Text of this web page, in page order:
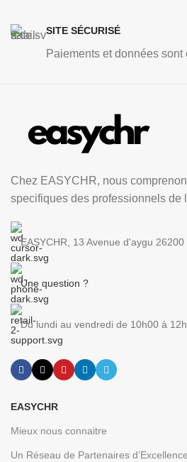
SITE SÉCURISÉ
Paiements et données sont
Chez EASYCHR, nous
specifiques des professionnels de
EASYCHR, 13 Avenue d'aygu
Une question ?
Du lundi au vendredi de 10h00 à
EASYCHR
Mieux nous connaitre
Un Réseau de Partenaires d’Excellence